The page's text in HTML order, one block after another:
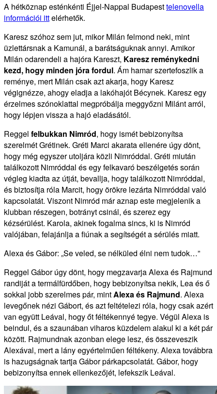
A hétköznap esténkénti Éjjel-Nappal Budapesttelenovella
információi ittelérhetők.
Karesz szóhoz sem jut, mikor Milán felmond neki, mint
üzlettársnak a Kamunál, a barátságuknak annyi. Amikor
Milán odarendeli a hajóra Kareszt, Karesz reménykedni
kezd, hogy minden jóra fordul. Ám hamar szertefoszlik a
reménye, mert Milán csak azt akarja, hogy Karesz
végignézze, ahogy eladja a lakóhajót Bécynek. Karesz egy
érzelmes szónoklattal megpróbálja meggyőzni Milánt arról,
hogy lépjen vissza a hajó eladásától.
Reggel felbukkan Nimród, hogy ismét bebizonyítsa
szerelmét Grétinek. Gréti Marci akarata ellenére úgy dönt,
hogy még egyszer utoljára közli Nimróddal. Gréti miután
találkozott Nimróddal és egy felkavaró beszélgetés során
végleg kiadta az útját, bevallja, hogy találkozott Nimróddal,
és biztosítja róla Marcit, hogy örökre lezárta Nimróddal való
kapcsolatát. Viszont Nimród már aznap este megjelenik a
klubban részegen, botrányt csinál, és szerez egy
kézsérülést. Karola, akinek fogalma sincs, ki is Nimród
valójában, felajánlja a fiúnak a segítségét a sérülés miatt.
Alexa és Gábor: „Se veled, se nélküled élni nem tudok…”
Reggel Gábor úgy dönt, hogy megzavarja Alexa és Rajmund
randiját a termálfürdőben, hogy bebizonyítsa nekik, Lea és ő
sokkal jobb szerelmes pár, mintAlexa és Rajmund. Alexa
levegőnek nézi Gábort, és azt feltételezi róla, hogy csak azért
van együtt Leával, hogy őt féltékennyé tegye. Végül Alexa is
beindul, és a szaunában viharos küzdelem alakul ki a két pár
között. Rajmundnak azonban elege lesz, és összeveszik
Alexával, mert a lány egyértelműen féltékeny. Alexa továbbra
is hazugságnak tartja Gábor párkapcsolatát. Gábor, hogy
bebizonyítsa ennek ellenkezőjét, lefekszik Leával.